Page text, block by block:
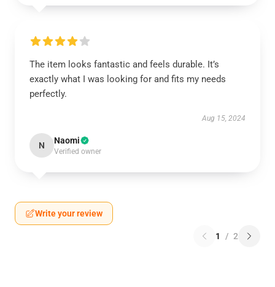
The item looks fantastic and feels durable. It’s
exactly what I was looking for and fits my needs
perfectly.
Aug 15, 2024
N Naomi
Verified owner
Write your review
1 / 2